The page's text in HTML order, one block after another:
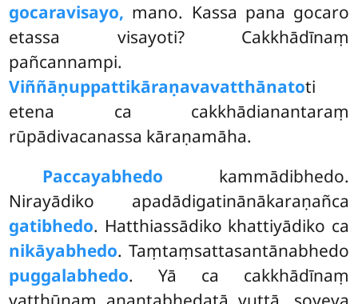
gocaravisayo, mano. Kassa pana gocaro
etassa visayoti? Cakkhādīnaṃ
pañcannampi.
Viññāṇuppattikāraṇavavatthānatoti
etena ca cakkhādianantaraṃ
rūpādivacanassa kāraṇamāha.
Paccayabhedo kammādibhedo.
Nirayādiko apadādigatinānākaraṇañca
gatibhedo. Hatthiassādiko khattiyādiko ca
nikāyabhedo. Taṃtaṃsattasantānabhedo
puggalabhedo. Yā ca cakkhādīnaṃ